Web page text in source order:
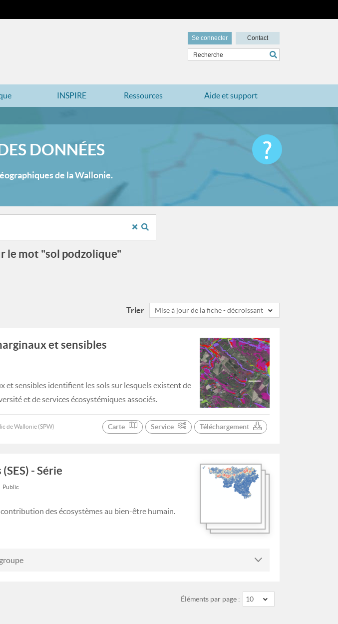
Se connecter Contact
INSPIRE Ressources Aide et support
DONNÉES
de la Wallonie.
le mot "sol podzolique"
Trier Mise à jour de la fiche - décroissant
et sensibles
et sensibles identifient les sols sur lesquels existent de
et de services écosystémiques associés.
de Wallonie (SPW) Carte Service Téléchargement
- Série
Public
des écosystèmes au bien-être humain.
Éléments par page : 10